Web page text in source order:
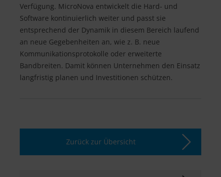
Verfügung. MicroNova entwickelt die Hard- und
Software kontinuierlich weiter und passt sie
entsprechend der Dynamik in diesem Bereich laufend
an neue Gegebenheiten an, wie z. B. neue
Kommunikationsprotokolle oder erweiterte
Bandbreiten. Damit können Unternehmen den Einsatz
langfristig planen und Investitionen schützen.
Zurück zur Übersicht